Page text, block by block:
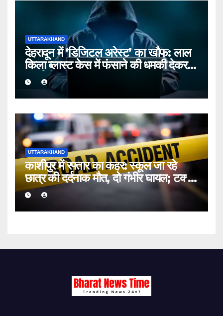
UTTARAKHAND
देहरादून में ‘डिजिटल अरेस्ट’ का खौफ: लाल
किला ब्लास्ट केस में फंसाने की धमकी देकर
बुजुर्ग से ठगे ₹13 लाख
UTTARAKHAND
काशीपुर में रफ्तार का कहर: स्कूल जा रहे
छात्र की दर्दनाक मौत, दो गंभीर घायल; टक्कर
मारकर चालक फरार